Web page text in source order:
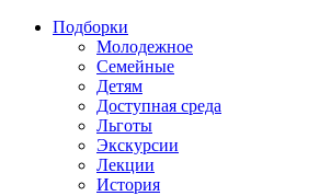
Подборки
Молодежное
Семейные
Детям
Доступная среда
Льготы
Экскурсии
Лекции
История